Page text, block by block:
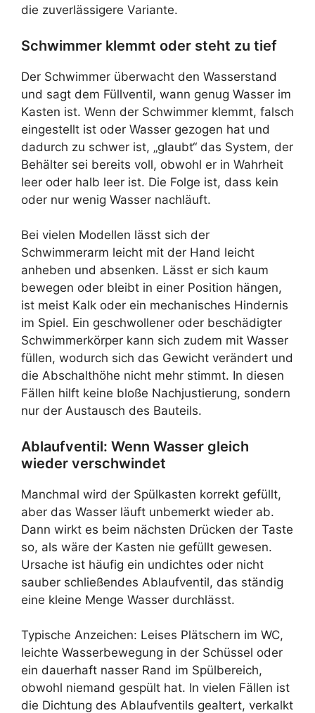
die zuverlässigere Variante.
Schwimmer klemmt oder steht zu tief
Der Schwimmer überwacht den Wasserstand
und sagt dem Füllventil, wann genug Wasser im
Kasten ist. Wenn der Schwimmer klemmt, falsch
eingestellt ist oder Wasser gezogen hat und
dadurch zu schwer ist, „glaubt“ das System, der
Behälter sei bereits voll, obwohl er in Wahrheit
leer oder halb leer ist. Die Folge ist, dass kein
oder nur wenig Wasser nachläuft.
Bei vielen Modellen lässt sich der
Schwimmerarm leicht mit der Hand leicht
anheben und absenken. Lässt er sich kaum
bewegen oder bleibt in einer Position hängen,
ist meist Kalk oder ein mechanisches Hindernis
im Spiel. Ein geschwollener oder beschädigter
Schwimmerkörper kann sich zudem mit Wasser
füllen, wodurch sich das Gewicht verändert und
die Abschalthöhe nicht mehr stimmt. In diesen
Fällen hilft keine bloße Nachjustierung, sondern
nur der Austausch des Bauteils.
Ablaufventil: Wenn Wasser gleich
wieder verschwindet
Manchmal wird der Spülkasten korrekt gefüllt,
aber das Wasser läuft unbemerkt wieder ab.
Dann wirkt es beim nächsten Drücken der Taste
so, als wäre der Kasten nie gefüllt gewesen.
Ursache ist häufig ein undichtes oder nicht
sauber schließendes Ablaufventil, das ständig
eine kleine Menge Wasser durchlässt.
Typische Anzeichen: Leises Plätschern im WC,
leichte Wasserbewegung in der Schüssel oder
ein dauerhaft nasser Rand im Spülbereich,
obwohl niemand gespült hat. In vielen Fällen ist
die Dichtung des Ablaufventils gealtert, verkalkt